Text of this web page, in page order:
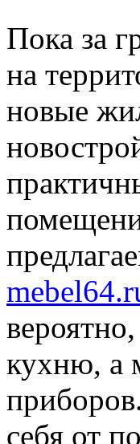
Пока за
на
новые
кухню, а
себя от